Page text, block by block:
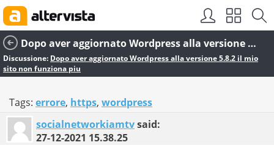
Dopo aver aggiornato Wordpress alla versione 5.8.2 il mio sito non funziona piu
Discussione: Dopo aver aggiornato Wordpress alla versione 5.8.2 il mio
sito non funziona piu
Tags: errore, https, wordpress
socialnetworkiamtvsaid:
27-12-2021 15.38.25